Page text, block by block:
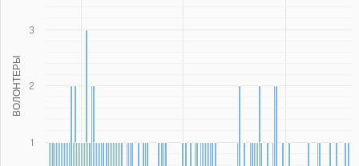
ВОЛОНТЕРЫ
1
2
3